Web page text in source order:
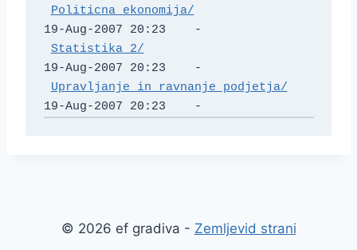
Politicna ekonomija/
19-Aug-2007 20:23    -
Statistika 2/
19-Aug-2007 20:23    -
Upravljanje in ravnanje podjetja/
© 2026 ef gradiva - Zemljevid strani